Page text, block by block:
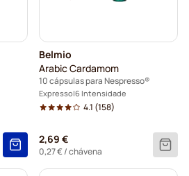
Belmio
Arabic Cardamom
10 cápsulas para Nespresso®
Expresso 6 Intensidade
4.1 (158)
2,69 €
0,27 €/ chávena